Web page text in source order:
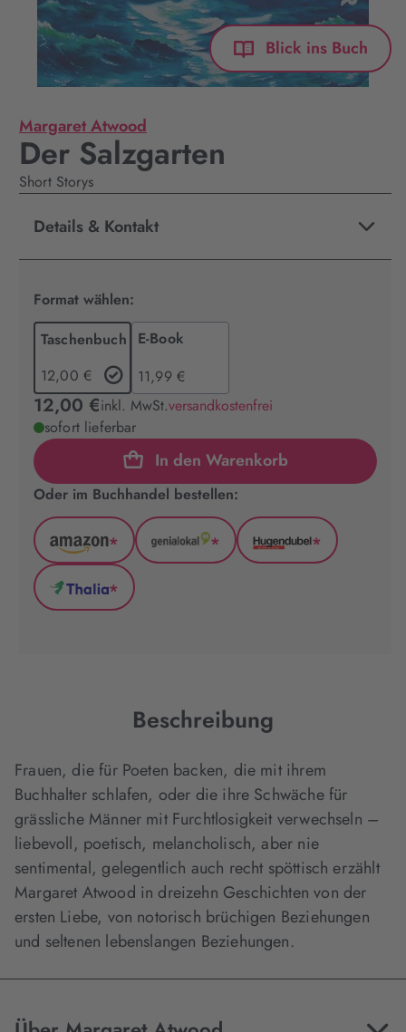
Blick ins Buch
Margaret Atwood
Der Salzgarten
Short Storys
Details & Kontakt
Format wählen:
Taschenbuch
12,00 €
E-Book
11,99 €
12,00 €inkl. MwSt.versandkostenfrei
sofort lieferbar
In den Warenkorb
Oder im Buchhandel bestellen:
Amazon
(wird
in
neuem
*
GenialLokal
*
Hugendubel
*
Thalia
*
Beschreibung
Frauen, die für Poeten backen, die mit ihrem
Buchhalter schlafen, oder die ihre Schwäche für
grässliche Männer mit Furchtlosigkeit verwechseln –
liebevoll, poetisch, melancholisch, aber nie
sentimental, gelegentlich auch recht spöttisch erzählt
Margaret Atwood in dreizehn Geschichten von der
ersten Liebe, von notorisch brüchigen Beziehungen
und seltenen lebenslangen Beziehungen.